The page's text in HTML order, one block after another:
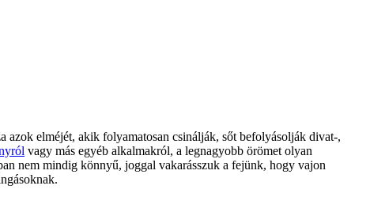
azok elméjét, akik folyamatosan csinálják, sőt befolyásolják divat-,
vagy más egyéb alkalmakról, a legnagyobb örömet olyan
nem mindig könnyű, joggal vakarásszuk a fejünk, hogy vajon